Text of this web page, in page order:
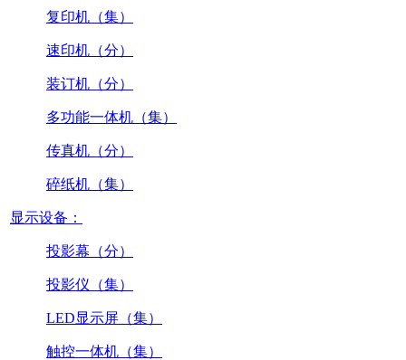
复印机（集）
速印机（分）
装订机（分）
多功能一体机（集）
传真机（分）
碎纸机（集）
显示设备：
投影幕（分）
投影仪（集）
LED显示屏（集）
触控一体机（集）